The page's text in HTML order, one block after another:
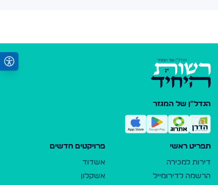
הנדל"ן של המגזר
תפריט ראשי
דירות למכירה
הרשמה לדירומייל
פרויקטים חדשים
אשדוד
אשקלון